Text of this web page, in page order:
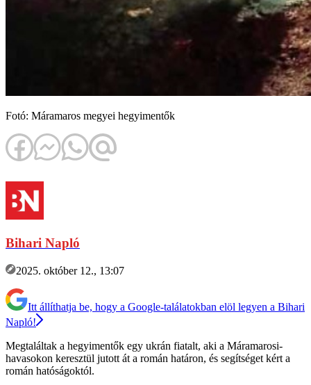
Fotó: Máramaros megyei hegyimentők
Bihari Napló
2025. október 12., 13:07
Itt állíthatja be, hogy a Google-találatokban elöl legyen a Bihari
Napló!
Megtaláltak a hegyimentők egy ukrán fiatalt, aki a Máramarosi-
havasokon keresztül jutott át a román határon, és segítséget kért a
román hatóságoktól.